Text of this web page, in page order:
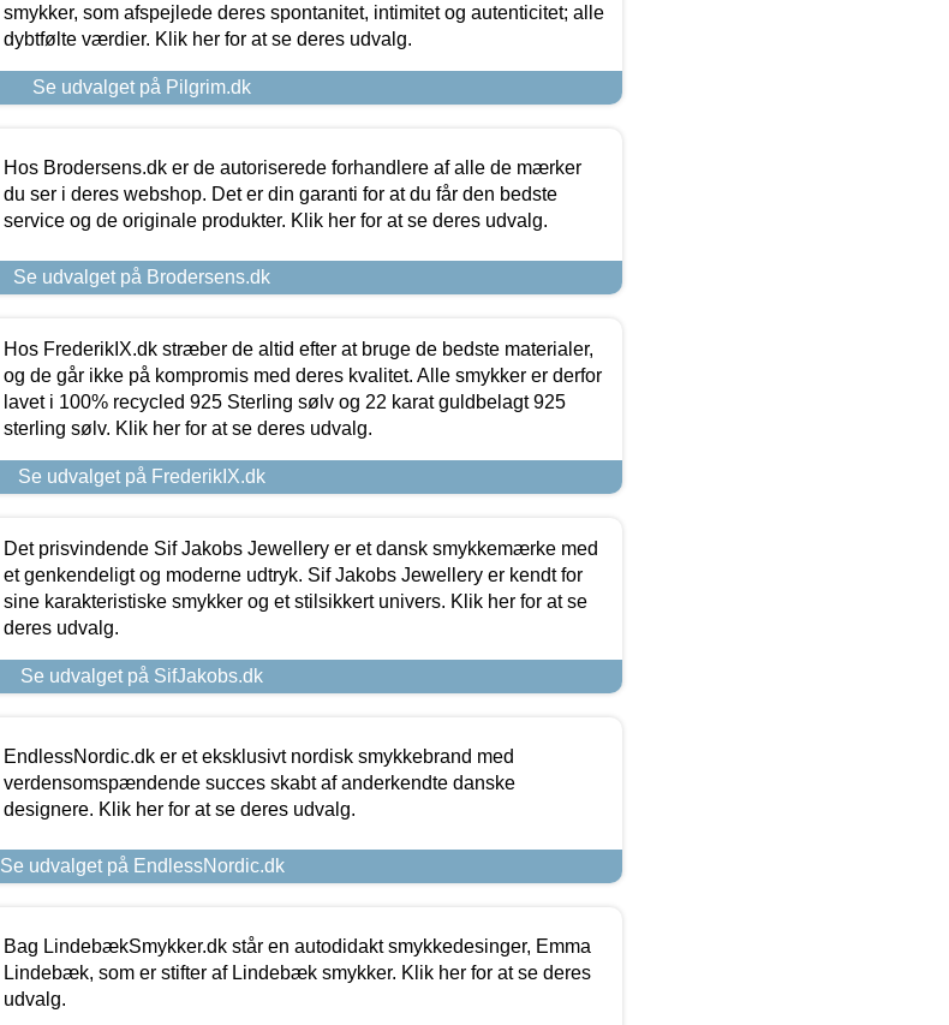
smykker, som afspejlede deres spontanitet, intimitet og autenticitet; alle
dybtfølte værdier. Klik her for at se deres udvalg.
Se udvalget på Pilgrim.dk
Hos Brodersens.dk er de autoriserede forhandlere af alle de mærker
du ser i deres webshop. Det er din garanti for at du får den bedste
service og de originale produkter. Klik her for at se deres udvalg.
Se udvalget på Brodersens.dk
Hos FrederikIX.dk stræber de altid efter at bruge de bedste materialer,
og de går ikke på kompromis med deres kvalitet. Alle smykker er derfor
lavet i 100% recycled 925 Sterling sølv og 22 karat guldbelagt 925
sterling sølv. Klik her for at se deres udvalg.
Se udvalget på FrederikIX.dk
Det prisvindende Sif Jakobs Jewellery er et dansk smykkemærke med
et genkendeligt og moderne udtryk. Sif Jakobs Jewellery er kendt for
sine karakteristiske smykker og et stilsikkert univers. Klik her for at se
deres udvalg.
Se udvalget på SifJakobs.dk
EndlessNordic.dk er et eksklusivt nordisk smykkebrand med
verdensomspændende succes skabt af anderkendte danske
designere. Klik her for at se deres udvalg.
Se udvalget på EndlessNordic.dk
Bag LindebækSmykker.dk står en autodidakt smykkedesinger, Emma
Lindebæk, som er stifter af Lindebæk smykker. Klik her for at se deres
udvalg.